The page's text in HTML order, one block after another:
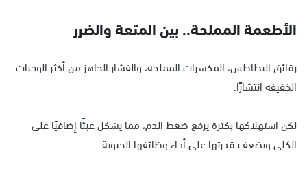
الأطعمة المملحة.. بين المتعة والضرر
رقائق البطاطس، المكسرات المملحة، والفشار الجاهز من أكثر الوجبات
الخفيفة انتشارًا.
لكن استهلاكها بكثرة يرفع ضغط الدم، مما يشكل عبئًا إضافيًا على
الكلى ويضعف قدرتها على أداء وظائفها الحيوية.